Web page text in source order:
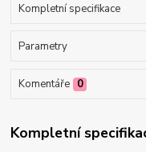
Kompletní specifikace
Parametry
Komentáře 0
Kompletní